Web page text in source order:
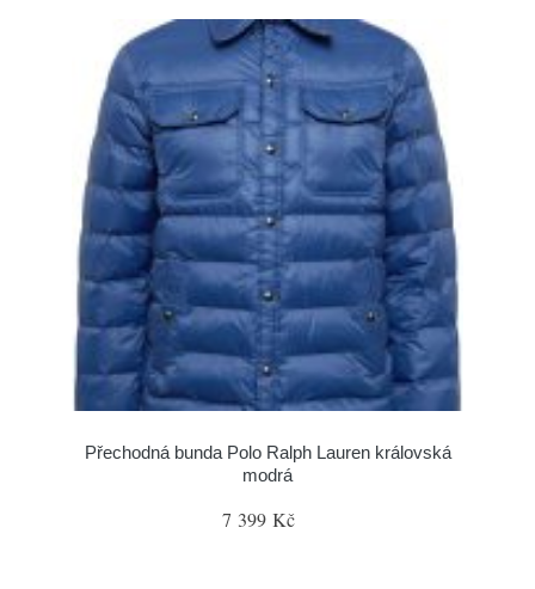
Přechodná bunda Polo Ralph Lauren královská
modrá
7 399 Kč